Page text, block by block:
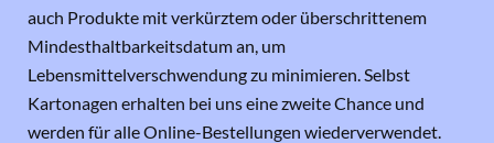
auch Produkte mit verkürztem oder überschrittenem
Mindesthaltbarkeitsdatum an, um
Lebensmittelverschwendung zu minimieren. Selbst
Kartonagen erhalten bei uns eine zweite Chance und
werden für alle Online-Bestellungen wiederverwendet.